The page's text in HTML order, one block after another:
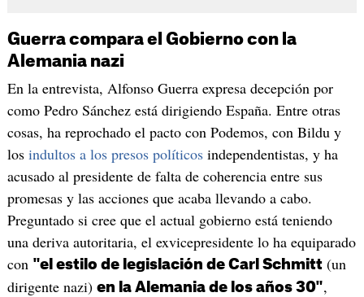
Guerra compara el Gobierno con la
Alemania nazi
En la entrevista, Alfonso Guerra expresa decepción por
como Pedro Sánchez está dirigiendo España. Entre otras
cosas, ha reprochado el pacto con Podemos, con Bildu y
los indultos a los presos políticosindependentistas, y ha
acusado al presidente de falta de coherencia entre sus
promesas y las acciones que acaba llevando a cabo.
Preguntado si cree que el actual gobierno está teniendo
una deriva autoritaria, el exvicepresidente lo ha equiparado
con "el estilo de legislación de Carl Schmitt(un
dirigente nazi) en la Alemania de los años 30",